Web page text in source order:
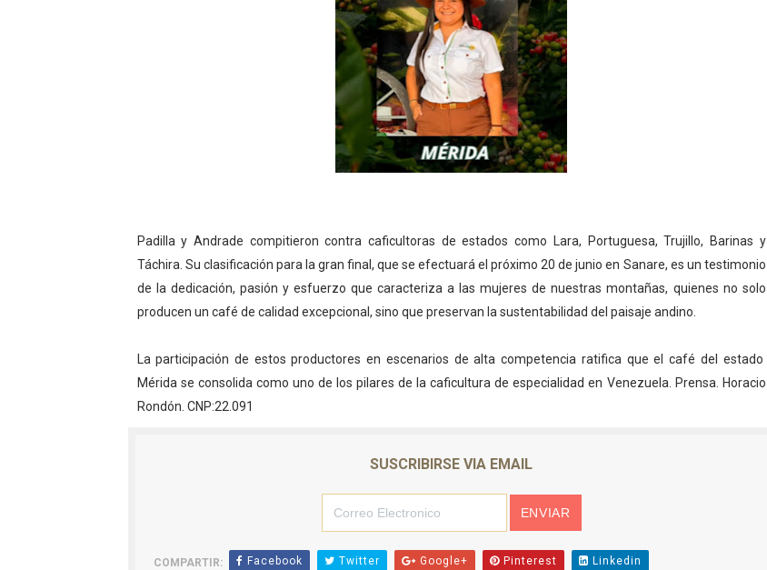
Padilla y Andrade compitieron contra caficultoras de estados como Lara, Portuguesa, Trujillo, Barinas y
Táchira. Su clasificación para la gran final, que se efectuará el próximo 20 de junio en Sanare, es un testimonio
de la dedicación, pasión y esfuerzo que caracteriza a las mujeres de nuestras montañas, quienes no solo
producen un café de calidad excepcional, sino que preservan la sustentabilidad del paisaje andino.
La participación de estos productores en escenarios de alta competencia ratifica que el café del estado
Mérida se consolida como uno de los pilares de la caficultura de especialidad en Venezuela. Prensa. Horacio
Rondón. CNP:22.091
SUSCRIBIRSE VIA EMAIL
COMPARTIR: Facebook Twitter Google+ Pinterest Linkedin